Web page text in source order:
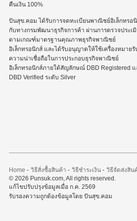
คืนเงิน 100%
ปันสุข.คอม ได้รับการจดทะเบียนพาณิชย์อิเล็กทรอ
กับทางกรมพัฒนาธุรกิจการค้า ผ่านการตรวจประเ
ตามเกณฑ์มาตรฐานคุณภาพธุรกิจพาณิชย์
อิเล็กทรอนิกส์ และได้รับอนุญาตให้ใช้เครื่องหมายรั
ความน่าเชื่อถือในการประกอบธุรกิจพาณิชย์
อิเล็กทรอนิกส์ภายใต้สัญลักษณ์ DBD Registered แ
DBD Verified ระดับ Silver
Home - วิธีสั่งซื้อสินค้า - วิธีชำระเงิน- วิธีจัดส่งสิน
© 2026 Punsuk.com, All rights reserved.
แก้ไขปรับปรุงข้อมูลเมื่อ ก.ค. 2569
รับรองความถูกต้องข้อมูลโดย ปันสุข.คอม